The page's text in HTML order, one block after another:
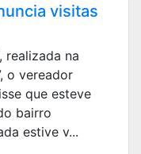
visitas
realizada na
o vereador
que esteve
bairro
estive v...